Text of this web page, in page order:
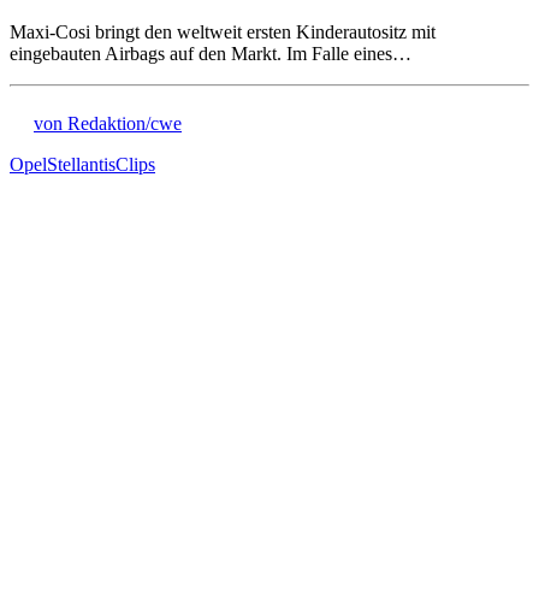
Maxi-Cosi bringt den weltweit ersten Kinderautositz mit
eingebauten Airbags auf den Markt. Im Falle eines…
von Redaktion/cwe
OpelStellantisClips